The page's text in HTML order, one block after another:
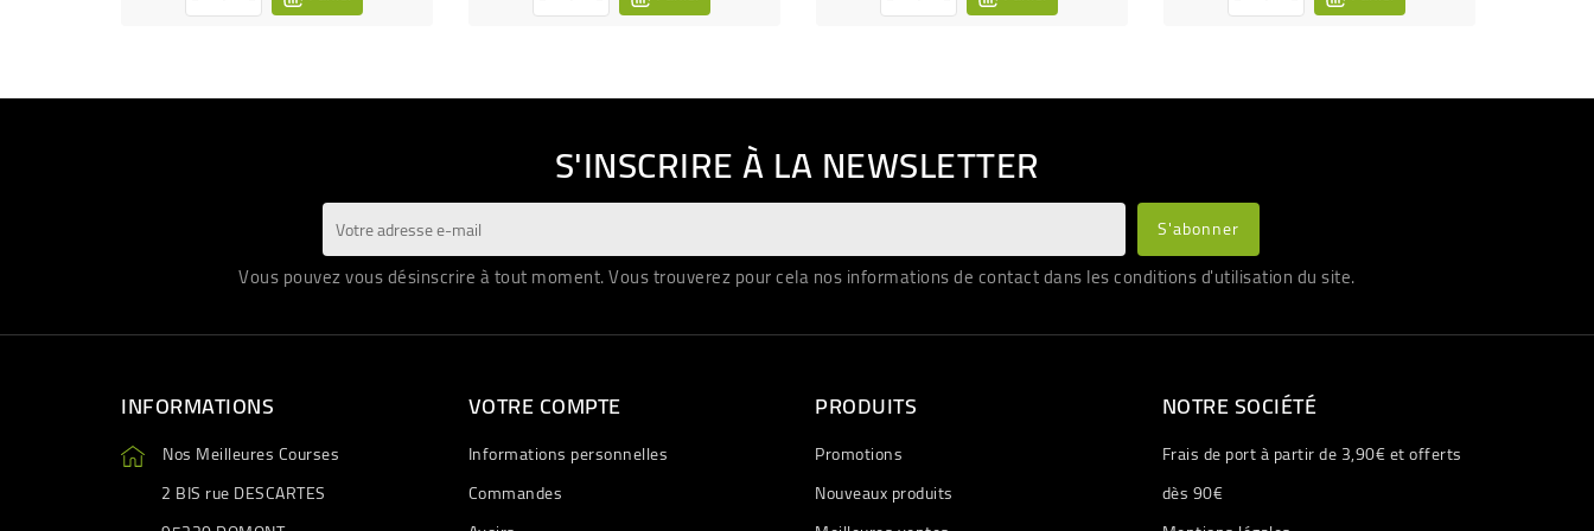
S'INSCRIRE À LA NEWSLETTER
Vous pouvez vous désinscrire à tout moment. Vous trouverez pour cela nos informations de contact dans les conditions d'utilisation du site.
INFORMATIONS
Nos Meilleures Courses
2 BIS rue DESCARTES
VOTRE COMPTE
Informations personnelles
Commandes
PRODUITS
Promotions
Nouveaux produits
NOTRE SOCIÉTÉ
Frais de port à partir de 3,90€ et offerts
dès 90€